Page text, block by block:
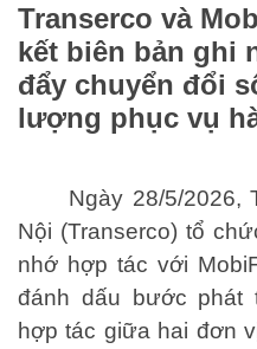
Transerco và
kết biên bản ghi
đẩy chuyển đổi
lượng phục vụ
Ngày 28/5/2026,
Nội (Transerco) tổ
nhớ hợp tác với
đánh dấu bước phát
hợp tác giữa hai đơn